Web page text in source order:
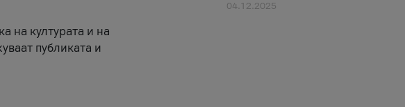
на културата и на
публиката и
04.12.2025